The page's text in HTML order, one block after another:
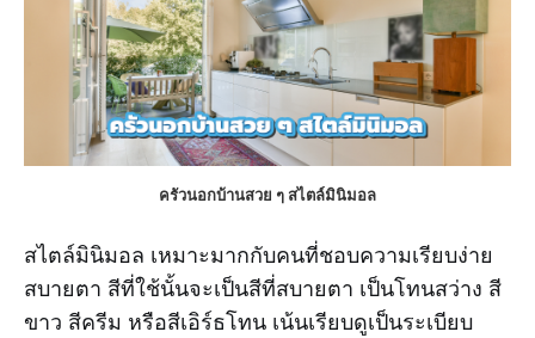
ครัวนอกบ้านสวย ๆ สไตล์มินิมอล
สไตล์มินิมอล เหมาะมากกับคนที่ชอบความเรียบง่าย
สบายตา สีที่ใช้นั้นจะเป็นสีที่สบายตา เป็นโทนสว่าง สี
ขาว สีครีม หรือสีเอิร์ธโทน เน้นเรียบดูเป็นระเบียบ